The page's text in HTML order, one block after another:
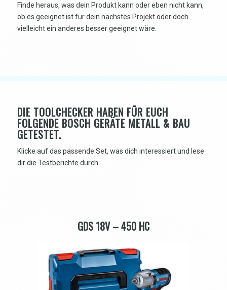
Finde heraus, was dein Produkt kann oder eben nicht kann,
ob es geeignet ist für dein nächstes Projekt oder doch
vielleicht ein anderes besser geeignet wäre.
DIE TOOLCHECKER HABEN FÜR EUCH
FOLGENDE BOSCH GERÄTE METALL & BAU
GETESTET.
Klicke auf das passende Set, was dich interessiert und lese
dir die Testberichte durch.
GDS 18V – 450 HC